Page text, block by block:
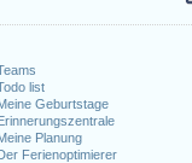
list
Geburtstage
Planung
Ferienoptimierer